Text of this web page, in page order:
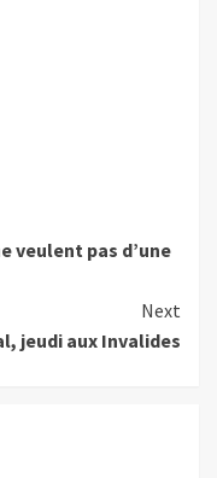
veulent pas d’une
Next
jeudi aux Invalides